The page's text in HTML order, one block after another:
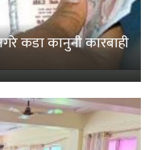
कडा कानुनी कारबाही